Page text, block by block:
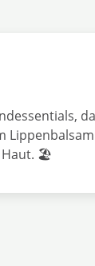
Haut. 🏖️